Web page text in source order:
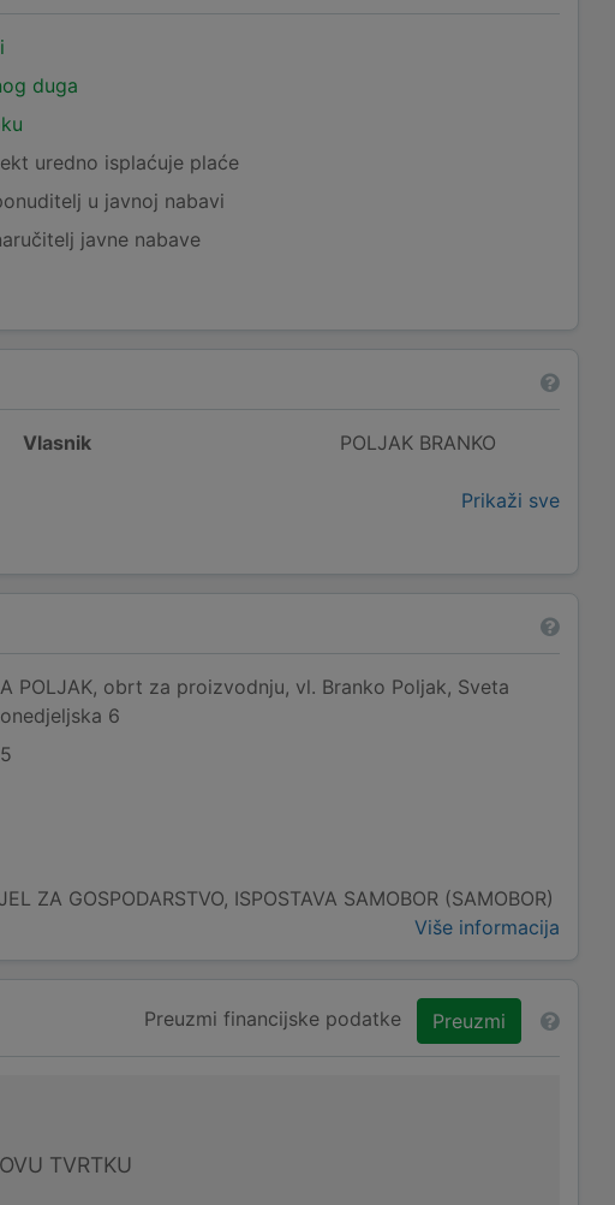
duga
uredno isplaćuje plaće
u javnoj nabavi
javne nabave
Vlasnik POLJAK BRANKO
Prikaži sve
POLJAK, obrt za proizvodnju, vl. Branko Poljak, Sveta
6
ZA GOSPODARSTVO, ISPOSTAVA SAMOBOR (SAMOBOR)
Više informacija
Preuzmi financijske podatke Preuzmi
TVRTKU